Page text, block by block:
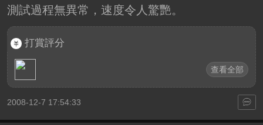
測試過程無異常，速度令人驚艷。
打賞評分
查看全部
2008-12-7 17:54:33